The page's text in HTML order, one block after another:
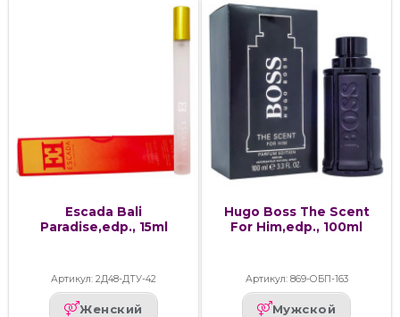
Escada Bali
Paradise,edp., 15ml
Артикул: 2Д48-ДТУ-42
Женский
Hugo Boss The Scent
For Him,edp., 100ml
Артикул: 869-ОБП-163
Мужской